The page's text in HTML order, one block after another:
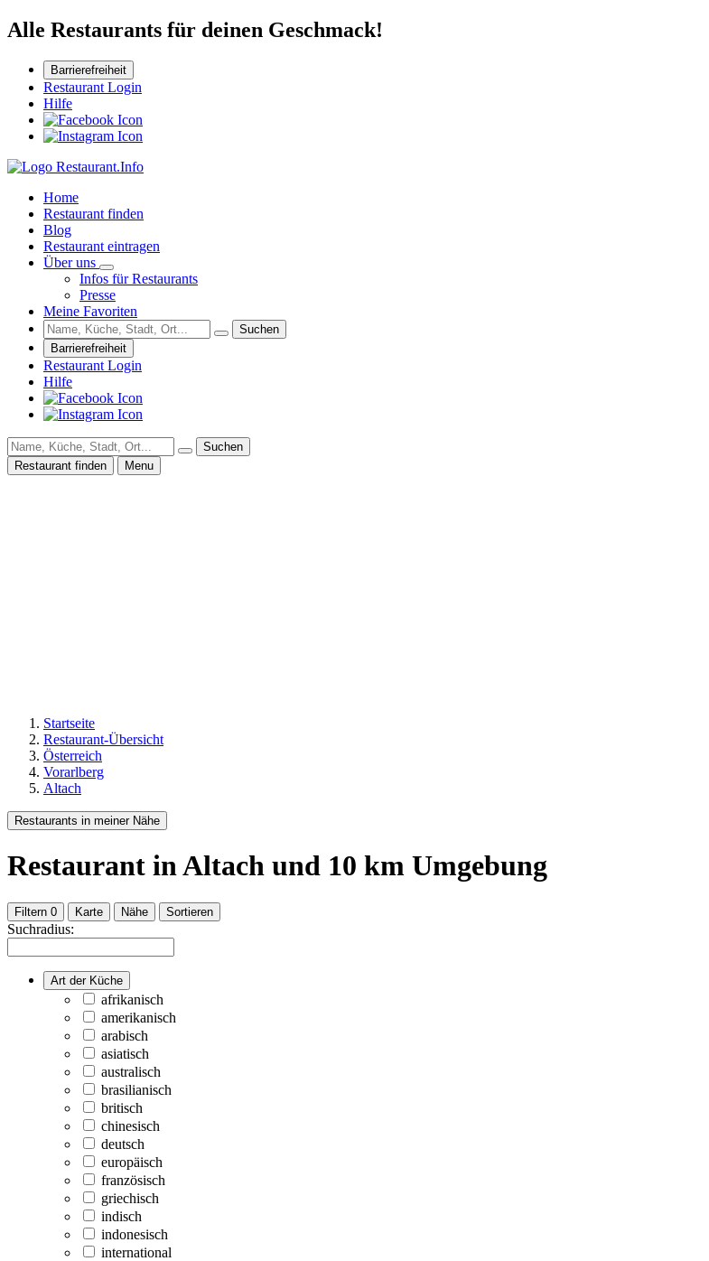
Alle Restaurants für deinen Geschmack!
Barrierefreiheit
Restaurant Login
Hilfe
Home
Restaurant finden
Blog
Restaurant eintragen
Über uns
Infos für Restaurants
Presse
Meine Favoriten
Suchen
Barrierefreiheit
Restaurant Login
Hilfe
Suchen
Restaurant finden
Menu
Startseite
Restaurant-Übersicht
Österreich
Vorarlberg
Altach
Restaurants in meiner Nähe
Restaurant in Altach und 10 km Umgebung
Filtern 0 Karte Nähe Sortieren
Suchradius:
Art der Küche
afrikanisch
amerikanisch
arabisch
asiatisch
australisch
brasilianisch
britisch
chinesisch
deutsch
europäisch
französisch
griechisch
indisch
indonesisch
international